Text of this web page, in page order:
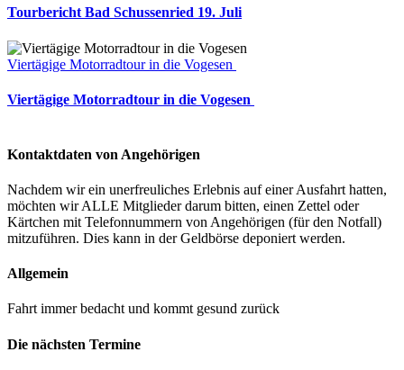
Tourbericht Bad Schussenried 19. Juli
Viertägige Motorradtour in die Vogesen
Viertägige Motorradtour in die Vogesen
Kontaktdaten von Angehörigen
Nachdem wir ein unerfreuliches Erlebnis auf einer Ausfahrt hatten,
möchten wir ALLE Mitglieder darum bitten, einen Zettel oder
Kärtchen mit Telefonnummern von Angehörigen (für den Notfall)
mitzuführen. Dies kann in der Geldbörse deponiert werden.
Allgemein
Fahrt immer bedacht und kommt gesund zurück
Die nächsten Termine